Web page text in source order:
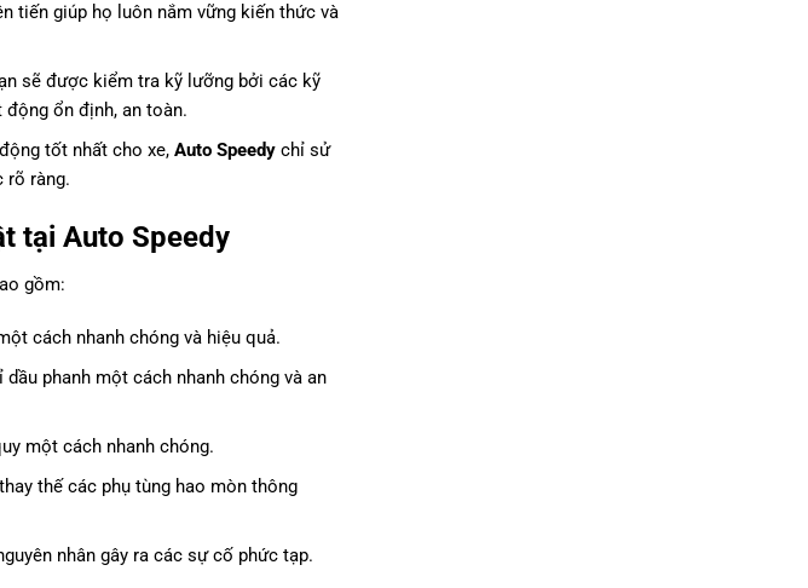
tiến giúp họ luôn nắm vững kiến thức và
sẽ được kiểm tra kỹ lưỡng bởi các kỹ
ổn định, an toàn.
tốt nhất cho xe, Auto Speedychỉ sử
rõ ràng.
tại Auto Speedy
gồm:
cách nhanh chóng và hiệu quả.
phanh một cách nhanh chóng và an
một cách nhanh chóng.
thế các phụ tùng hao mòn thông
nhân gây ra các sự cố phức tạp.